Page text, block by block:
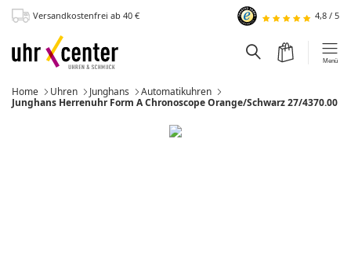
Hauptinhalt
Versandkostenfrei ab 40 € 4,8 / 5
Menü
Warenkorb
Suchfeld
Home Uhren Junghans
Automatikuhren
Momentan:
Junghans Herrenuhr Form A Chronoscope Orange/Schwarz 27/4370.00